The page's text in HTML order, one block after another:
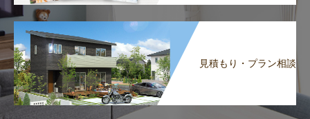
見積もり・プラン相談